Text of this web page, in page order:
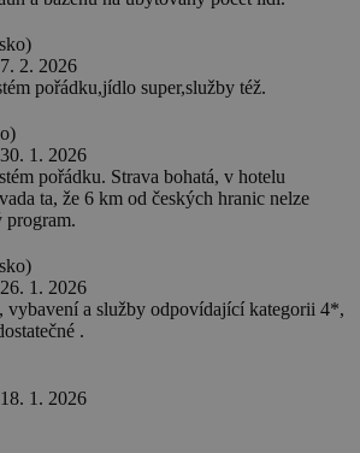
2. 2026
pořádku,jídlo super,služby též.
1. 2026
pořádku. Strava bohatá, v hotelu
ta, že 6 km od českých hranic nelze
program.
1. 2026
vybavení a služby odpovídající kategorii 4*,
.
1. 2026